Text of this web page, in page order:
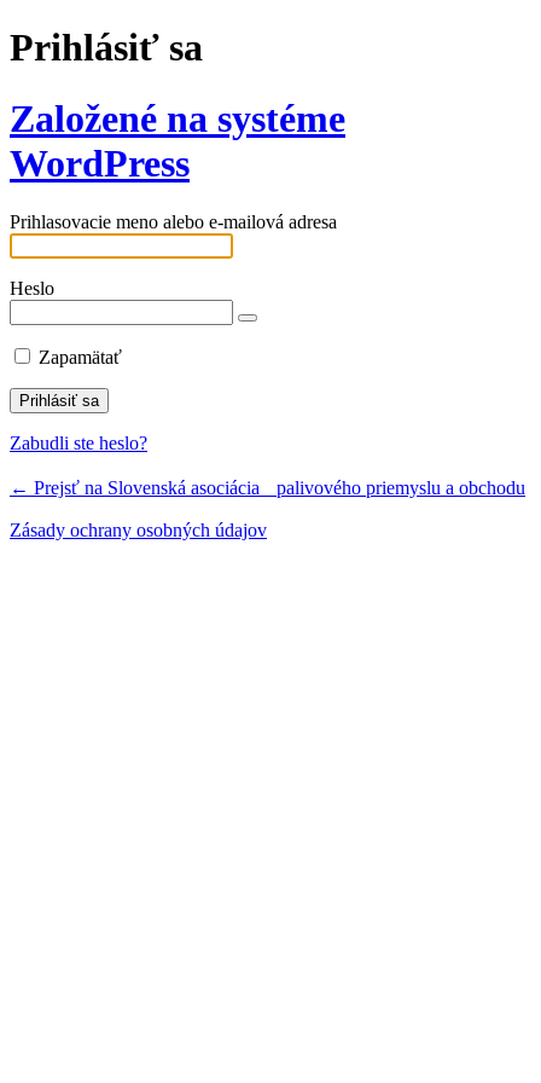
Prihlásiť sa
Založené na systéme
WordPress
Prihlasovacie meno alebo e-mailová adresa
Heslo
Zapamätať
Zabudli ste heslo?
← Prejsť na Slovenská asociácia palivového priemyslu a obchodu
Zásady ochrany osobných údajov